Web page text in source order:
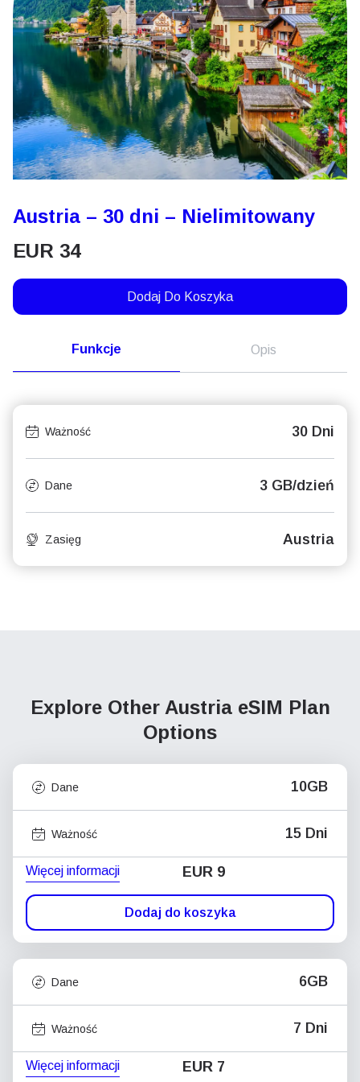
Austria – 30 dni – Nielimitowany
EUR 34
Dodaj Do Koszyka
Funkcje Opis
Ważność 30 Dni
Dane 3 GB/dzień
Zasięg Austria
Explore Other Austria eSIM Plan
Options
Dane 10GB
Ważność 15 Dni
Więcej informacji EUR 9
Dodaj do koszyka
Dane 6GB
Ważność 7 Dni
Więcej informacji EUR 7